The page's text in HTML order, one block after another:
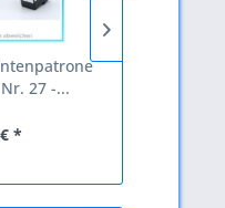
27 -...
*